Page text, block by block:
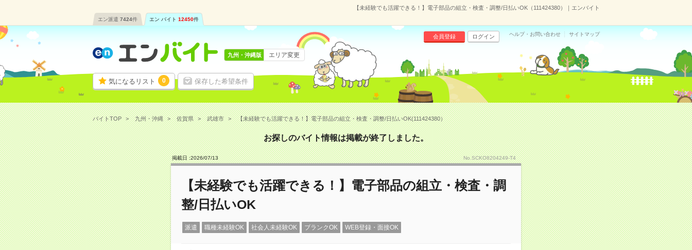
【未経験でも活躍できる！】電子部品の組立・検査・調整/日払いOK（111424380）｜エンバイト
エン派遣 7424件 エン バイト 12450件
気になるリスト 0 保存した希望条件
会員登録 ログイン ヘルプ・お問い合わせ サイトマップ
九州・沖縄版 エリア変更
バイトTOP 九州・沖縄 佐賀県 武雄市 【未経験でも活躍できる！】電子部品の組立・検査・調整/日払いOK(111424380）
お探しのバイト情報は掲載が終了しました。
掲載日 :2026/07/13 No.SCKO8204249-T4
【未経験でも活躍できる！】電子部品の組立・検査・調
整/日払いOK
派遣 職種未経験OK 社会人未経験OK ブランクOK WEB登録・面接OK